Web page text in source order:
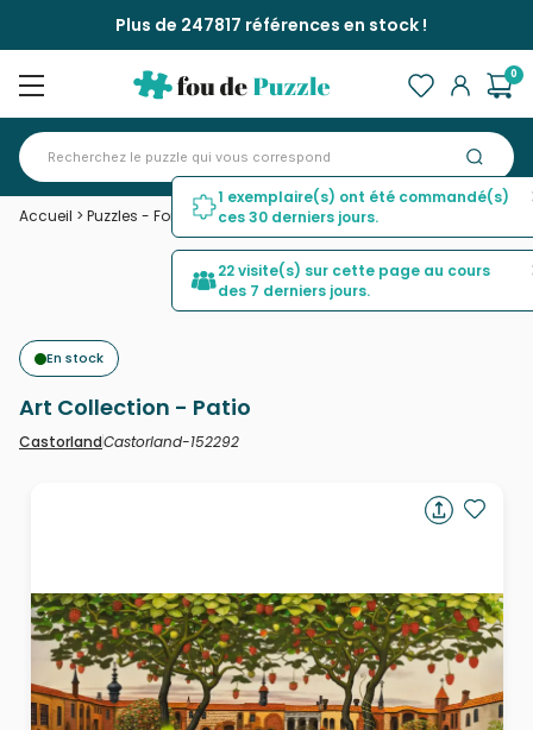
Plus de 247817 références en stock !
0
Accueil > Puzzles - Forêts, Fleurs et Jardins> Art Collection - Patio
En stock
Art Collection - Patio
CastorlandCastorland-152292
1 exemplaire(s) ont été commandé(s)
ces 30 derniers jours.
22 visite(s) sur cette page au cours
des 7 derniers jours.